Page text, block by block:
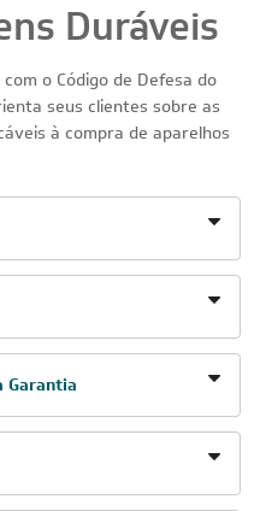
Duráveis
o Código de Defesa do
seus clientes sobre as
à compra de aparelhos
Garantia